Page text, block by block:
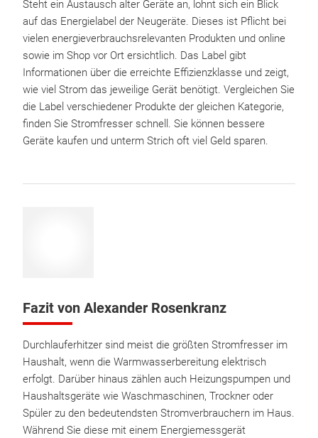
Steht ein Austausch alter Geräte an, lohnt sich ein Blick
auf das Energielabel der Neugeräte. Dieses ist Pflicht bei
vielen energieverbrauchsrelevanten Produkten und online
sowie im Shop vor Ort ersichtlich. Das Label gibt
Informationen über die erreichte Effizienzklasse und zeigt,
wie viel Strom das jeweilige Gerät benötigt. Vergleichen Sie
die Label verschiedener Produkte der gleichen Kategorie,
finden Sie Stromfresser schnell. Sie können bessere
Geräte kaufen und unterm Strich oft viel Geld sparen.
Fazit von Alexander Rosenkranz
Durchlauferhitzer sind meist die größten Stromfresser im
Haushalt, wenn die Warmwasserbereitung elektrisch
erfolgt. Darüber hinaus zählen auch Heizungspumpen und
Haushaltsgeräte wie Waschmaschinen, Trockner oder
Spüler zu den bedeutendsten Stromverbrauchern im Haus.
Während Sie diese mit einem Energiemessgerät